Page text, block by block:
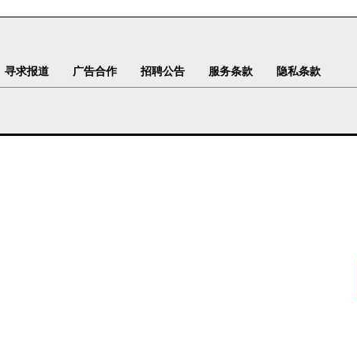
寻求报道 广告合作 招聘公告 服务条款 隐私条款